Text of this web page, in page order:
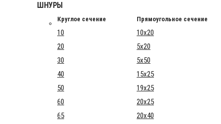
ШНУРЫ
Круглое сечение Прямоугольное сечение
10
10x20
20
5x20
30
5x50
40
15x25
50
19x25
60
20x25
65
20x40